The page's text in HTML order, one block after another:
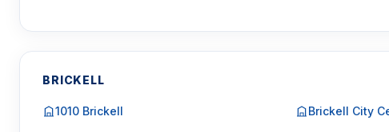
BRICKELL
1010 Brickell Brickell City